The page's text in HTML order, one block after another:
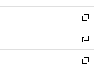
開
く
ウ
で
開
く
ン
ド
ウ
で
開
く
ウ
ィ
ン
ド
ウ
で
し
い
ウ
ィ
ン
ド
新
し
い
ウ
ィ
新
し
い
新